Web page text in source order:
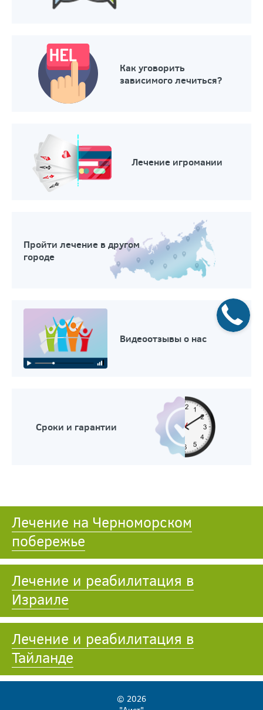
Как уговорить
зависимого лечиться?
Лечение игромании
Пройти лечение в другом
городе
Видеоотзывы о нас
Сроки и гарантии
Лечение на Черноморском
побережье
Лечение и реабилитация в
Израиле
Лечение и реабилитация в
Тайланде
© 2026